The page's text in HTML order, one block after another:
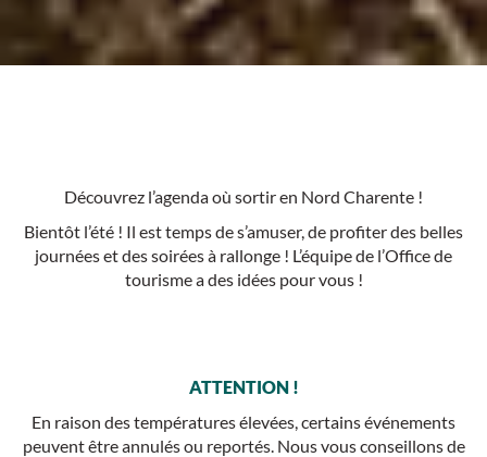
Découvrez l’agenda où sortir en Nord Charente !
Bientôt l’été ! Il est temps de s’amuser, de profiter des belles
journées et des soirées à rallonge ! L’équipe de l’Office de
tourisme a des idées pour vous !
ATTENTION !
En raison des températures élevées, certains événements
peuvent être annulés ou reportés. Nous vous conseillons de